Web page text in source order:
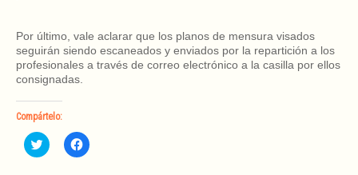
Por último, vale aclarar que los planos de mensura visados
seguirán siendo escaneados y enviados por la repartición a los
profesionales a través de correo electrónico a la casilla por ellos
consignadas.
Compártelo:
H
a
H
a